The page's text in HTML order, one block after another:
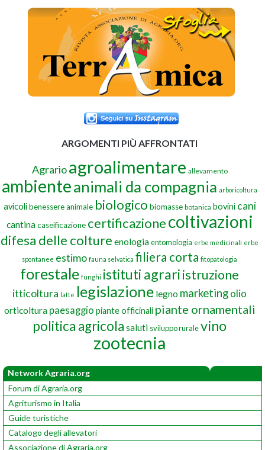
ARGOMENTI PIÙ AFFRONTATI
Agrario agroalimentare allevamento
ambienteanimali da compagnia arboricoltura
avicoli benessere animale biologico biomasse botanica bovini cani
cantina caseificazione certificazionecoltivazioni
difesa delle colture enologiaentomologia erbe medicinali erbe
spontanee estimo fauna selvatica filiera corta fitopatologia
forestale funghi istituti agrariistruzione
itticoltura latte legislazione legno marketingolio
orticoltura paesaggio piante officinali piante ornamentali
politica agricola saluti sviluppo ruralevino
zootecnia
Network Agraria.org
Forum di Agraria.org
Agriturismo in Italia
Guide turistiche
Catalogo degli allevatori
Associazione di Agraria.org